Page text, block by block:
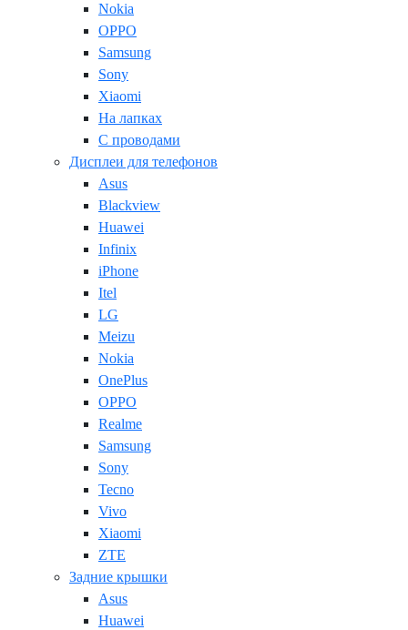
Nokia
OPPO
Samsung
Sony
Xiaomi
На лапках
С проводами
Дисплеи для телефонов
Asus
Blackview
Huawei
Infinix
iPhone
Itel
LG
Meizu
Nokia
OnePlus
OPPO
Realme
Samsung
Sony
Tecno
Vivo
Xiaomi
ZTE
Задние крышки
Asus
Huawei